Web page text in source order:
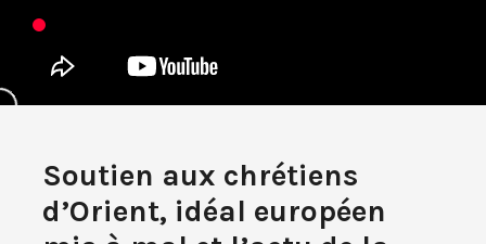
Soutien aux chrétiens
d’Orient, idéal européen